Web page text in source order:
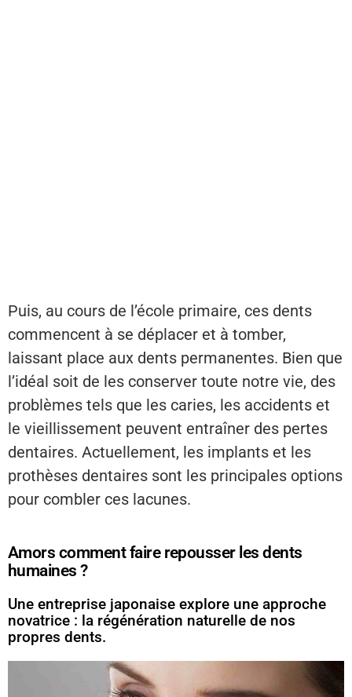
Puis, au cours de l’école primaire, ces dents
commencent à se déplacer et à tomber,
laissant place aux dents permanentes. Bien que
l’idéal soit de les conserver toute notre vie, des
problèmes tels que les caries, les accidents et
le vieillissement peuvent entraîner des pertes
dentaires. Actuellement, les implants et les
prothèses dentaires sont les principales options
pour combler ces lacunes.
Amors comment faire repousser les dents
humaines ?
Une entreprise japonaise explore une approche
novatrice : la régénération naturelle de nos
propres dents.